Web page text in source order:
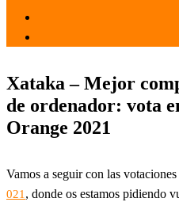
Xataka – Mejor
de ordenador: vota
Orange 2021
Vamos a seguir con las
021 , donde os estamos pidiendo